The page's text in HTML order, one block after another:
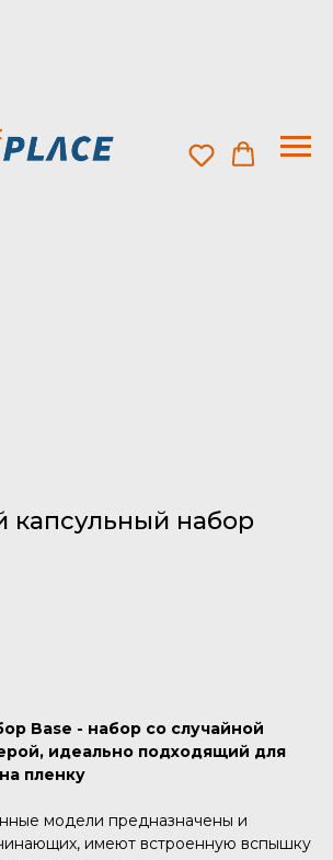
капсульный набор
Base - набор со случайной
идеально подходящий для
пленку
модели предназначены и
имеют встроенную вспышку